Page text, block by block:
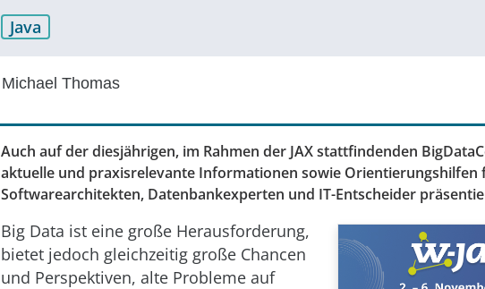
Java
Michael Thomas
Auch auf der diesjährigen, im Rahmen der JAX stattfindenden
aktuelle und praxisrelevante Informationen sowie Orientierungshilfen
Softwarearchitekten, Datenbankexperten und IT-Entscheider
Big Data ist eine große Herausforderung,
bietet jedoch gleichzeitig große Chancen
und Perspektiven, alte Probleme auf